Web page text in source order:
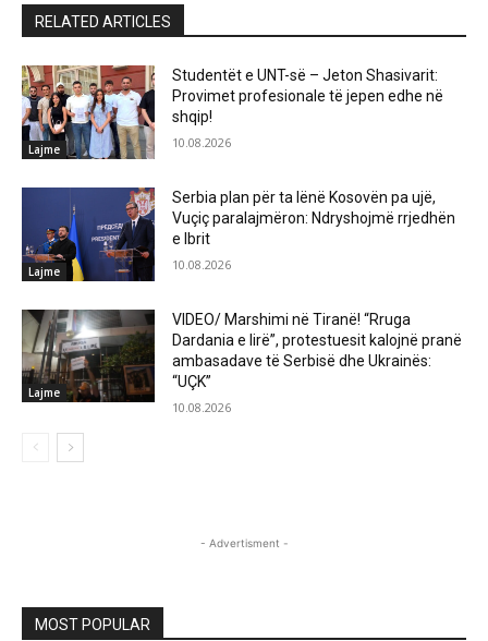
RELATED ARTICLES
Lajme
Studentët e UNT-së – Jeton Shasivarit:
Provimet profesionale të jepen edhe në
shqip!
10.08.2026
Lajme
Serbia plan për ta lënë Kosovën pa ujë,
Vuçiç paralajmëron: Ndryshojmë rrjedhën
e Ibrit
10.08.2026
Lajme
VIDEO/ Marshimi në Tiranë! “Rruga
Dardania e lirë”, protestuesit kalojnë pranë
ambasadave të Serbisë dhe Ukrainës:
“UÇK”
10.08.2026
- Advertisment -
MOST POPULAR